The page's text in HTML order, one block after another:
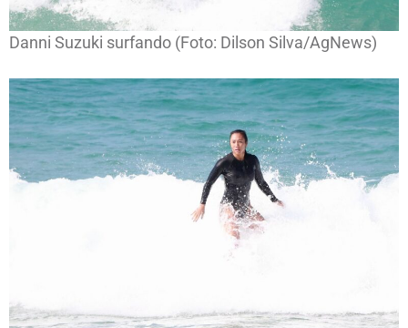
Danni Suzuki surfando (Foto: Dilson Silva/AgNews)